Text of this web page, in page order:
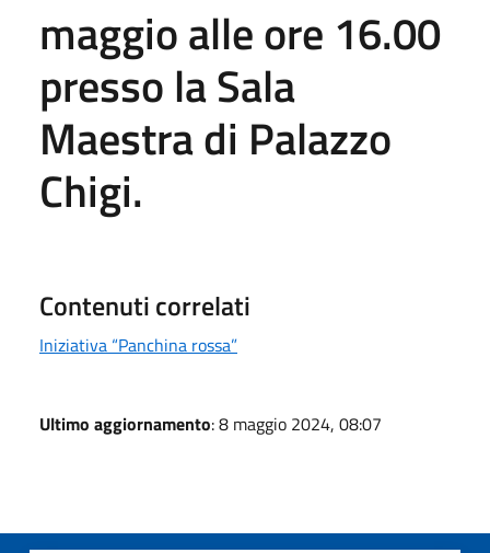
maggio alle ore 16.00
presso la Sala
Maestra di Palazzo
Chigi.
Contenuti correlati
Iniziativa “Panchina rossa”
Ultimo aggiornamento: 8 maggio 2024, 08:07